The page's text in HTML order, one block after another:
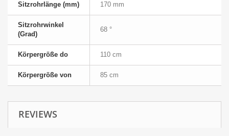
Sitzrohrlänge (mm) 170 mm
Sitzrohrwinkel
(Grad)
68 °
Körpergröße do 110 cm
Körpergröße von 85 cm
REVIEWS